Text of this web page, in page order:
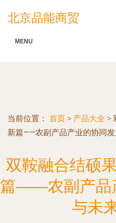
北京品能商贸
MENU
当前位置： 首页 > 产品大全 >
新篇——农副产品产业的协同
双鞍融合结硕
篇——农副产品
与未